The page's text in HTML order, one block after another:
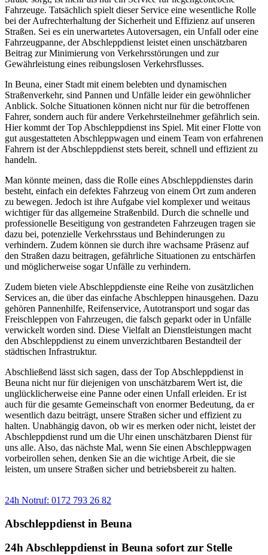
Fahrzeuge. Tatsächlich spielt dieser Service eine wesentliche Rolle
bei der Aufrechterhaltung der Sicherheit und Effizienz auf unseren
Straßen. Sei es ein unerwartetes Autoversagen, ein Unfall oder eine
Fahrzeugpanne, der Abschleppdienst leistet einen unschätzbaren
Beitrag zur Minimierung von Verkehrsstörungen und zur
Gewährleistung eines reibungslosen Verkehrsflusses.
In Beuna, einer Stadt mit einem belebten und dynamischen
Straßenverkehr, sind Pannen und Unfälle leider ein gewöhnlicher
Anblick. Solche Situationen können nicht nur für die betroffenen
Fahrer, sondern auch für andere Verkehrsteilnehmer gefährlich sein.
Hier kommt der Top Abschleppdienst ins Spiel. Mit einer Flotte von
gut ausgestatteten Abschleppwagen und einem Team von erfahrenen
Fahrern ist der Abschleppdienst stets bereit, schnell und effizient zu
handeln.
Man könnte meinen, dass die Rolle eines Abschleppdienstes darin
besteht, einfach ein defektes Fahrzeug von einem Ort zum anderen
zu bewegen. Jedoch ist ihre Aufgabe viel komplexer und weitaus
wichtiger für das allgemeine Straßenbild. Durch die schnelle und
professionelle Beseitigung von gestrandeten Fahrzeugen tragen sie
dazu bei, potenzielle Verkehrsstaus und Behinderungen zu
verhindern. Zudem können sie durch ihre wachsame Präsenz auf
den Straßen dazu beitragen, gefährliche Situationen zu entschärfen
und möglicherweise sogar Unfälle zu verhindern.
Zudem bieten viele Abschleppdienste eine Reihe von zusätzlichen
Services an, die über das einfache Abschleppen hinausgehen. Dazu
gehören Pannenhilfe, Reifenservice, Autotransport und sogar das
Freischleppen von Fahrzeugen, die falsch geparkt oder in Unfälle
verwickelt worden sind. Diese Vielfalt an Dienstleistungen macht
den Abschleppdienst zu einem unverzichtbaren Bestandteil der
städtischen Infrastruktur.
Abschließend lässt sich sagen, dass der Top Abschleppdienst in
Beuna nicht nur für diejenigen von unschätzbarem Wert ist, die
unglücklicherweise eine Panne oder einen Unfall erleiden. Er ist
auch für die gesamte Gemeinschaft von enormer Bedeutung, da er
wesentlich dazu beiträgt, unsere Straßen sicher und effizient zu
halten. Unabhängig davon, ob wir es merken oder nicht, leistet der
Abschleppdienst rund um die Uhr einen unschätzbaren Dienst für
uns alle. Also, das nächste Mal, wenn Sie einen Abschleppwagen
vorbeirollen sehen, denken Sie an die wichtige Arbeit, die sie
leisten, um unsere Straßen sicher und betriebsbereit zu halten.
24h Notruf: 0172 793 26 82
Abschleppdienst in Beuna
24h Abschleppdienst in Beuna sofort zur Stelle